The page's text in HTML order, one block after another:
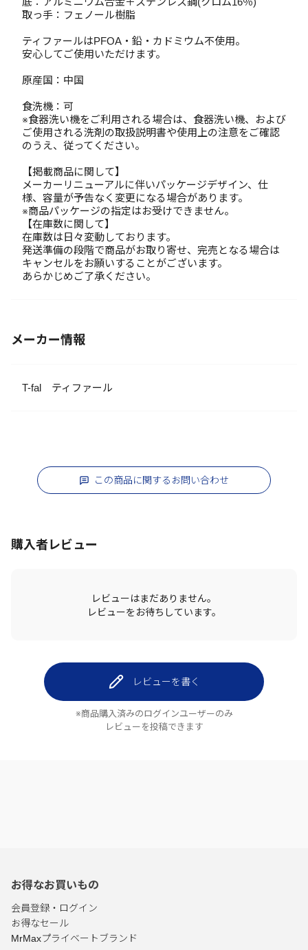
取っ手：フェノール樹脂
ティファールはPFOA・鉛・カドミウム不使用。
安心してご使用いただけます。
原産国：中国
食洗機：可
※食器洗い機をご利用される場合は、食器洗い機、および
ご使用される洗剤の取扱説明書や使用上の注意をご確認
のうえ、従ってください。
【掲載商品に関して】
メーカーリニューアルに伴いパッケージデザイン、仕
様、容量が予告なく変更になる場合があります。
※商品パッケージの指定はお受けできません。
【在庫数に関して】
在庫数は日々変動しております。
発送準備の段階で商品がお取り寄せ、完売となる場合は
キャンセルをお願いすることがございます。
あらかじめご了承ください。
メーカー情報
T-fal ティファール
この商品に関するお問い合わせ
購入者レビュー
レビューはまだありません。
レビューをお待ちしています。
レビューを書く
※商品購入済みのログインユーザーのみ
レビューを投稿できます
お得なお買いもの
会員登録・ログイン
お得なセール
MrMaxプライベートブランド